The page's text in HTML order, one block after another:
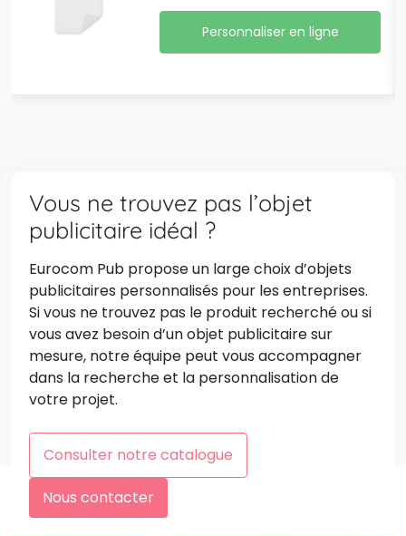
Personnaliser en ligne
Vous ne trouvez pas l’objet
publicitaire idéal ?
Eurocom Pub propose un large choix d’objets
publicitaires personnalisés pour les entreprises.
Si vous ne trouvez pas le produit recherché ou si
vous avez besoin d’un objet publicitaire sur
mesure, notre équipe peut vous accompagner
dans la recherche et la personnalisation de
votre projet.
Consulter notre catalogue
Nous contacter